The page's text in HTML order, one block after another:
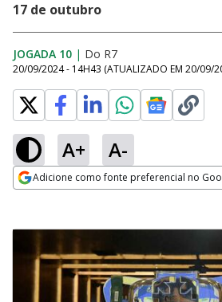
17 de outubro
JOGADA 10 | Do R7
20/09/2024 - 14H43 (ATUALIZADO EM 20/09/
A+ A-
Adicione como fonte preferencial no